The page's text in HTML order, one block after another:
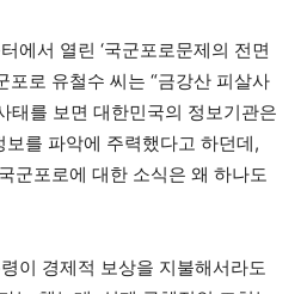
에서 열린 ‘국군포로문제의 전면
포로 유철수 씨는 “금강산 피살사
태를 보면 대한민국의 정보기관은
를 파악에 주력했다고 하던데,
군포로에 대한 소식은 왜 하나도
이 경제적 보상을 지불해서라도